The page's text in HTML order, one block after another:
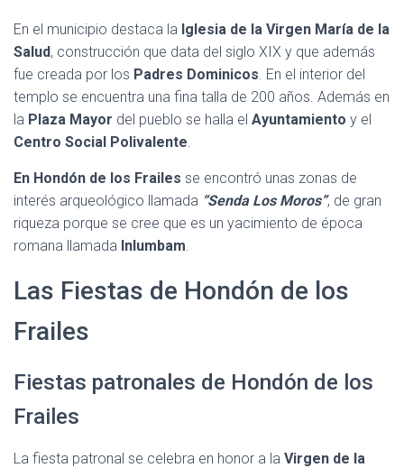
En el municipio destaca la Iglesia de la Virgen María de la
Salud, construcción que data del siglo XIX y que además
fue creada por los Padres Dominicos. En el interior del
templo se encuentra una fina talla de 200 años. Además en
la Plaza Mayor del pueblo se halla el Ayuntamiento y el
Centro Social Polivalente.
En Hondón de los Frailes se encontró unas zonas de
interés arqueológico llamada “Senda Los Moros”, de gran
riqueza porque se cree que es un yacimiento de época
romana llamada Inlumbam.
Las Fiestas de Hondón de los
Frailes
Fiestas patronales de Hondón de los
Frailes
La fiesta patronal se celebra en honor a la Virgen de la